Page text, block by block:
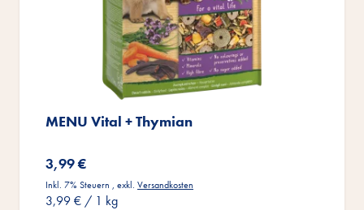
MENU Vital + Thymian
3,99 €
Inkl. 7% Steuern , exkl. Versandkosten
3,99 € / 1 kg